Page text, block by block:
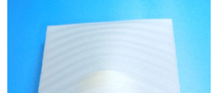
夏季休業のお知らせ...
2024.2.27
全国へ確実・迅速に納品...
オンラインショップを開設いたしました。...